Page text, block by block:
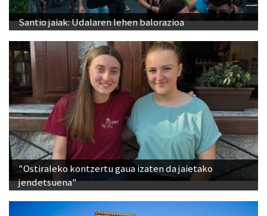
Santio jaiak: Udalaren lehen balorazioa
"Ostiraleko kontzertu gaua izaten da jaietako
jendetsuena"